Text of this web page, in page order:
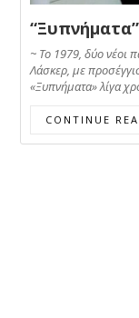
“Ξυπνήματα”
~ Το 1979, δύο νέοι
Λάσκερ, με
«Ξυπνήματα» λίγα
CONTINUE